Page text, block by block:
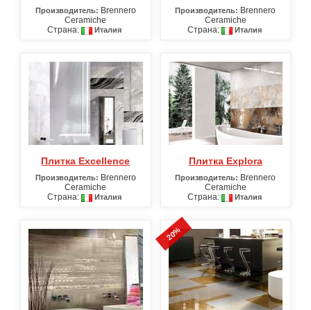
Производитель: Brennero
Ceramiche
Страна:
Италия
Производитель: Brennero
Ceramiche
Страна:
Италия
Плитка Excellence
Производитель: Brennero
Ceramiche
Страна:
Италия
Плитка Explora
Производитель: Brennero
Ceramiche
Страна:
Италия
20%